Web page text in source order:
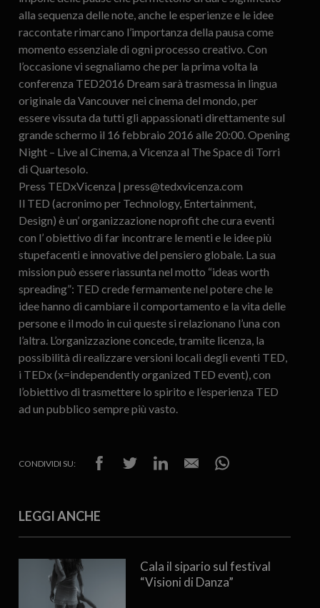
alla sequenza delle note, anche le esperienze e le idee
raccontate rimarcano l’importanza della pausa come
momento essenziale di ogni processo creativo. Con
l’occasione vi segnaliamo che per la prima volta la
conferenza TED2016 Dream sarà trasmessa in lingua
originale da Vancouver nei cinema del mondo, per
essere vissuta da tutti gli appassionati direttamente sul
grande schermo il 16 febbraio 2016 alle 20:00. Opening
Night – Live al Cinema, a Vicenza al The Space di Torri
di Quartesolo.
Press TEDxVicenza | press@tedxvicenza.com
Il TED (acronimo per Technology, Entertainment,
Design) è un’ organizzazione noprofit che cura eventi
con l’ obiettivo di far incontrare le menti e le idee più
stupefacenti e innovative del pensiero globale. La sua
mission può essere riassunta nel motto “ideas worth
spreading”: TED crede fermamente nel potere che le
idee hanno di cambiare il comportamento e la vita delle
persone e il modo in cui queste si relazionano l’una con
l’altra. L’organizzazione concede, tramite licenza, la
possibilità di realizzare versioni locali degli eventi TED,
i TEDx (x=independently organized TED event), con
l’obiettivo di trasmettere lo spirito e l’esperienza TED
ad un pubblico sempre più vasto.
CONDIVIDI SU:
LEGGI ANCHE
Cala il sipario sul festival
“Visioni di Danza”